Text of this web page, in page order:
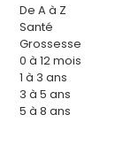
De A à Z
Santé
Grossesse
0 à 12 mois
1 à 3 ans
3 à 5 ans
5 à 8 ans